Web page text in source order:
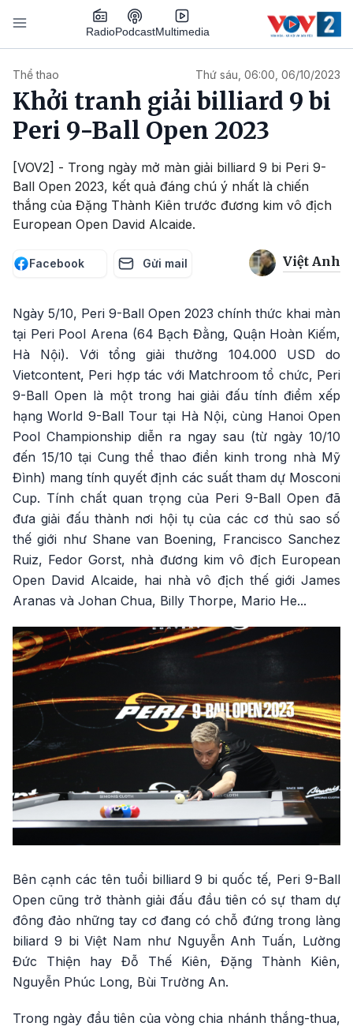
Nhảy đến nội dung
RadioPodcastMultimedia
Thể thao Thứ sáu, 06:00, 06/10/2023
Khởi tranh giải billiard 9 bi
Peri 9-Ball Open 2023
[VOV2] - Trong ngày mở màn giải billiard 9 bi Peri 9-
Ball Open 2023, kết quả đáng chú ý nhất là chiến
thắng của Đặng Thành Kiên trước đương kim vô địch
European Open David Alcaide.
Facebook Gửi mail Việt Anh
Ngày 5/10, Peri 9-Ball Open 2023 chính thức khai màn
tại Peri Pool Arena (64 Bạch Đằng, Quận Hoàn Kiếm,
Hà Nội). Với tổng giải thưởng 104.000 USD do
Vietcontent, Peri hợp tác với Matchroom tổ chức, Peri
9-Ball Open là một trong hai giải đấu tính điểm xếp
hạng World 9-Ball Tour tại Hà Nội, cùng Hanoi Open
Pool Championship diễn ra ngay sau (từ ngày 10/10
đến 15/10 tại Cung thể thao điền kinh trong nhà Mỹ
Đình) mang tính quyết định các suất tham dự Mosconi
Cup. Tính chất quan trọng của Peri 9-Ball Open đã
đưa giải đấu thành nơi hội tụ của các cơ thủ sao số
thế giới như Shane van Boening, Francisco Sanchez
Ruiz, Fedor Gorst, nhà đương kim vô địch European
Open David Alcaide, hai nhà vô địch thế giới James
Aranas và Johan Chua, Billy Thorpe, Mario He...
Bên cạnh các tên tuổi billiard 9 bi quốc tế, Peri 9-Ball
Open cũng trở thành giải đấu đầu tiên có sự tham dự
đông đảo những tay cơ đang có chỗ đứng trong làng
biliard 9 bi Việt Nam như Nguyễn Anh Tuấn, Lường
Đức Thiện hay Đỗ Thế Kiên, Đặng Thành Kiên,
Nguyễn Phúc Long, Bùi Trường An.
Trong ngày đầu tiên của vòng chia nhánh thắng-thua,